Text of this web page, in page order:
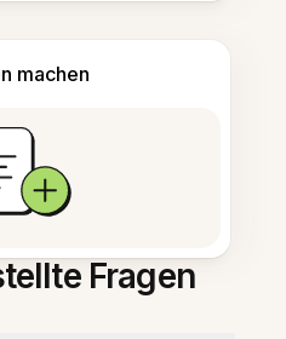
machen
Fragen